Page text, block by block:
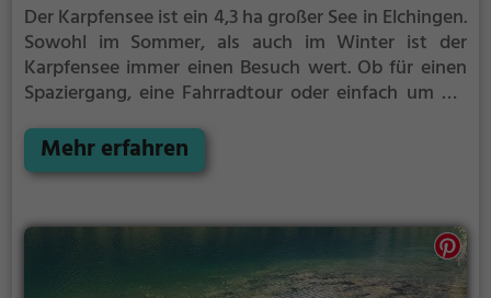
Der Karpfensee ist ein 4,3 ha großer See in Elchingen.
Sowohl im Sommer, als auch im Winter ist der
Karpfensee immer einen Besuch wert. Ob für einen
Spaziergang, eine Fahrradtour oder einfach um die
Möglichkeiten für Freizeitaktivitäten.
Mehr erfahren